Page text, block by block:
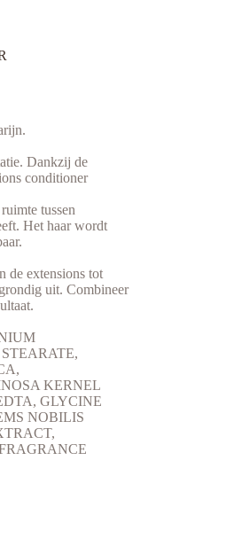
Dankzij de
conditioner
tussen
Het haar wordt
de extensions tot
uit. Combineer
KERNEL
GLYCINE
NOBILIS